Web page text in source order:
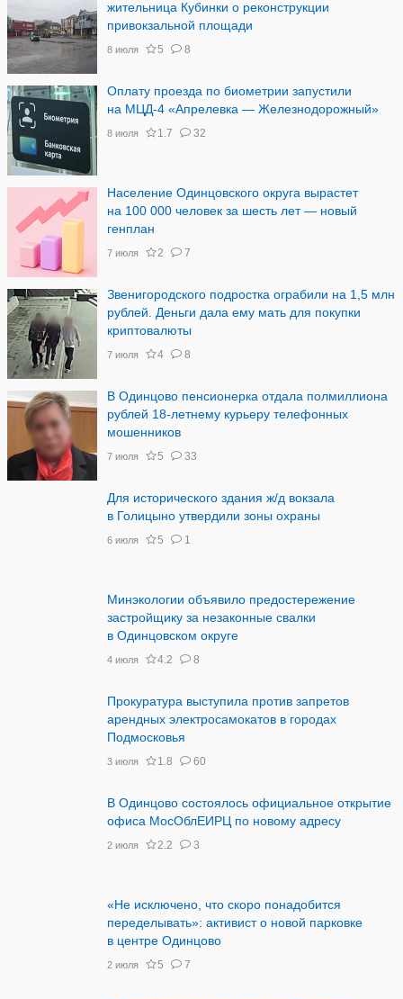
жительница Кубинки о реконструкции
привокзальной площади
8 июля 5 8
Оплату проезда по биометрии запустили
на МЦД-4 «Апрелевка — Железнодорожный»
8 июля 1.7 32
Население Одинцовского округа вырастет
на 100 000 человек за шесть лет — новый
генплан
7 июля 2 7
Звенигородского подростка ограбили на 1,5 млн
рублей. Деньги дала ему мать для покупки
криптовалюты
7 июля 4 8
В Одинцово пенсионерка отдала полмиллиона
рублей 18-летнему курьеру телефонных
мошенников
7 июля 5 33
Для исторического здания ж/д вокзала
в Голицыно утвердили зоны охраны
6 июля 5 1
Минэкологии объявило предостережение
застройщику за незаконные свалки
в Одинцовском округе
4 июля 4.2 8
Прокуратура выступила против запретов
арендных электросамокатов в городах
Подмосковья
3 июля 1.8 60
В Одинцово состоялось официальное открытие
офиса МосОблЕИРЦ по новому адресу
2 июля 2.2 3
«Не исключено, что скоро понадобится
переделывать»: активист о новой парковке
в центре Одинцово
2 июля 5 7